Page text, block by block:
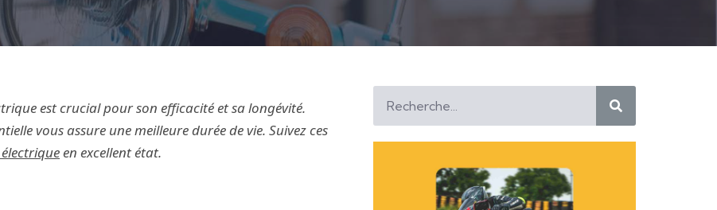
est crucial pour son efficacité et sa longévité.
vous assure une meilleure durée de vie. Suivez ces
en excellent état.